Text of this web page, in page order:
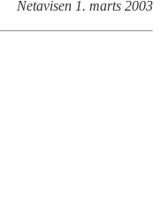
Netavisen 1. marts 2003